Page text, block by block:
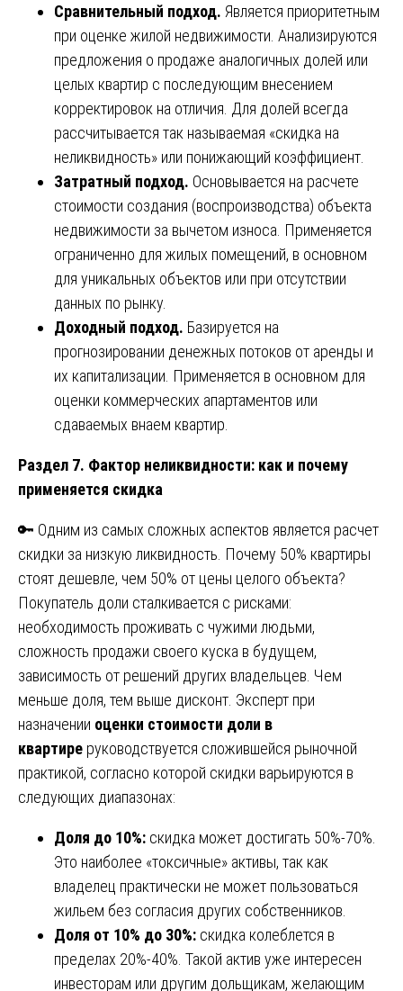
Сравнительный подход. Является приоритетным
при оценке жилой недвижимости. Анализируются
предложения о продаже аналогичных долей или
целых квартир с последующим внесением
корректировок на отличия. Для долей всегда
рассчитывается так называемая «скидка на
неликвидность» или понижающий коэффициент.
Затратный подход. Основывается на расчете
стоимости создания (воспроизводства) объекта
недвижимости за вычетом износа. Применяется
ограниченно для жилых помещений, в основном
для уникальных объектов или при отсутствии
данных по рынку.
Доходный подход. Базируется на
прогнозировании денежных потоков от аренды и
их капитализации. Применяется в основном для
оценки коммерческих апартаментов или
сдаваемых внаем квартир.
Раздел 7. Фактор неликвидности: как и почему
применяется скидка
🔑 Одним из самых сложных аспектов является расчет
скидки за низкую ликвидность. Почему 50% квартиры
стоят дешевле, чем 50% от цены целого объекта?
Покупатель доли сталкивается с рисками:
необходимость проживать с чужими людьми,
сложность продажи своего куска в будущем,
зависимость от решений других владельцев. Чем
меньше доля, тем выше дисконт. Эксперт при
назначении оценки стоимости доли в
квартире руководствуется сложившейся рыночной
практикой, согласно которой скидки варьируются в
следующих диапазонах:
Доля до 10%: скидка может достигать 50%-70%.
Это наиболее «токсичные» активы, так как
владелец практически не может пользоваться
жильем без согласия других собственников.
Доля от 10% до 30%: скидка колеблется в
пределах 20%-40%. Такой актив уже интересен
инвесторам или другим дольщикам, желающим